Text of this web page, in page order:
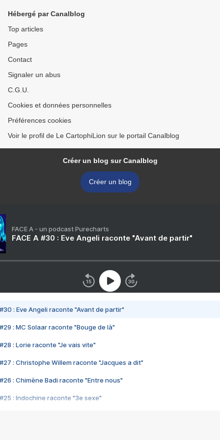
Hébergé par Canalblog
Top articles
Pages
Contact
Signaler un abus
C.G.U.
Cookies et données personnelles
Préférences cookies
Voir le profil de Le CartophiLion sur le portail Canalblog
Créer un blog sur Canalblog
Créer un blog
FACE A - un podcast Purecharts
FACE A #30 : Eve Angeli raconte "Avant de partir"
#30 : Eve Angeli raconte "Avant de partir"
#29 : MC Solaar raconte "Bouge de là"
#28 : Lorie raconte "Je vais vite"
#27 : Christophe Willem raconte "Jacques a dit"
#26 : Chimène Badi raconte "Entre nous"
#25 : Indochine raconte "3e sexe"